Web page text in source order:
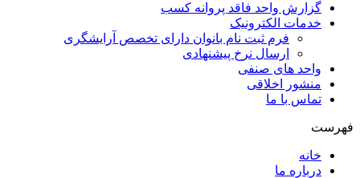
گزارش واحد فاقد پروانه کسب
خدمات الکترونیک
فرم ثبت نام بانوان دارای تخصص آرایشگری
ارسال نرخ پیشنهادی
واحد های صنفی
منشور اخلاقی
تماس با ما
فهرست
خانه
درباره ما